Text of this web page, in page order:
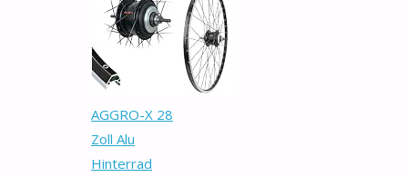
AGGRO-X 28
Zoll Alu
Hinterrad